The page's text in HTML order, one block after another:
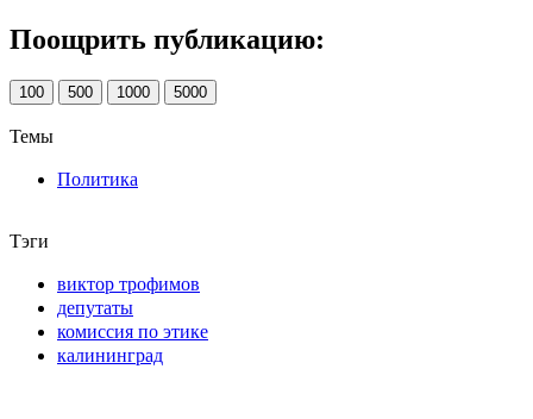
Поощрить публикацию:
100 500 1000 5000
Темы
Политика
Тэги
виктор трофимов
депутаты
комиссия по этике
калининград